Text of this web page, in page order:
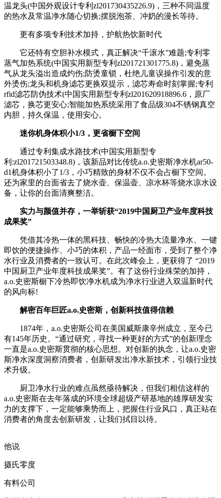
温龙头(中国外观设计专利zl201730435226.9)，三种不同温度
的热水及常温净水随心切换;摆脱泡茶、冲奶的漫长等待。
更有多项专利技术加持，护航热饮新时代
它还特有空胆补水模式，真正解决“千滚水”难题;专利零
蒸气加热系统(中国实用新型专利zl201721301775.8)，避免蒸
气从龙头溢出造成灼伤;防烫童锁，杜绝儿童误操作引发的意
外烫伤;龙头和机身滤芯更换双提示，滤芯寿命时刻掌握;专利
rfid滤芯防伪技术(中国实用新型专利zl201620918896.6，原厂
滤芯，换芯更安心;智能加热系统采用了食品级304不锈钢真空
内胆，持久保温，使用安心。
迷你机身体积小1/3，更省橱下空间
通过专利集成水路技术(中国实用新型专
利:zl201721503348.8)，该新品对比传统a.o.史密斯净水机ar50-
d1机身体积小了1/3，小巧精致的身材不仅不会占橱下空间。
还为家里的台面省去了烧水壶、保温壶、凉水杯等烧水凉水设
备，让你的台面清爽整洁。
实力与颜值并存，一举斩获“2019中国厨卫产业年度科技
成果奖”
凭借其冷热一体的黑科技、畅快的冷热大流量净水、一键
即饮的便捷操作、小巧的体积，产品一经面市，受到了整个净
水行业及消费者的一致认可。在此次峰会上，更获得了 “2019
中国厨卫产业年度科技成果奖”。有了这份行业殊荣的加持，
a.o.史密斯橱下冷热即饮净水机成为净水行业进入双温新时代
的风向标!
解密百年巨匠a.o.史密斯，创新科技值得信赖
1874年，a.o.史密斯公司在美国威斯康辛州成立，至今已
有145年历史。“通过研究，寻找一种更好的方式”的创新理念
一直是a.o.史密斯贯彻的核心思想。对创新的执念，让a.o.史密
斯净水深度洞察消费者，创新研发出净水新技术，引领行业技
术升级。
厨卫净水行业的难点虽然亟待解决，但我们相信这样的
a.o.史密斯在去年落成的环境全球超级产研基地的雄厚研发实
力的支撑下，一定能够乘势而上，把握住行业风口，真正站在
消费者的角度去创新研发，让我们拭目以待。
他说
摄氏零度
有料公司